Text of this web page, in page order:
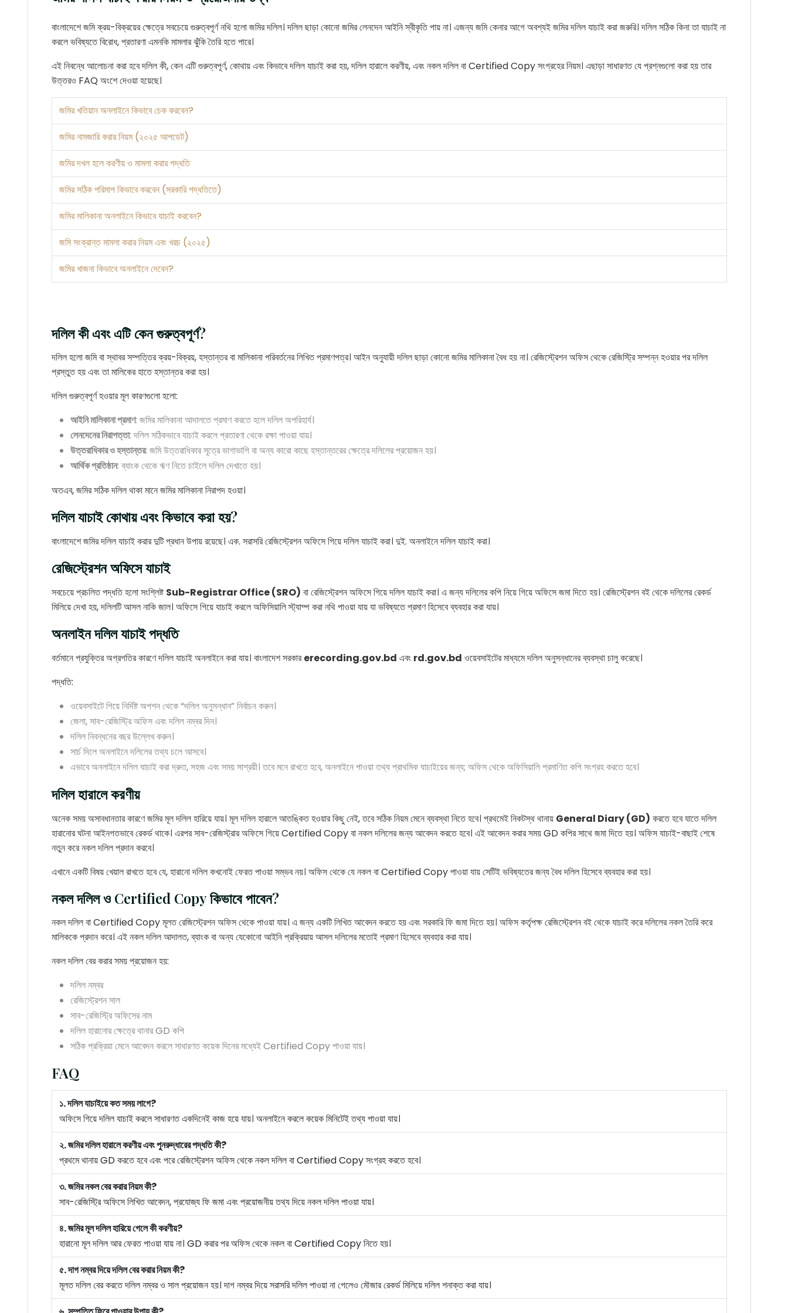
বাংলাদেশে জমি ক্রয়-বিক্রয়ের ক্ষেত্রে সবচেয়ে গুরুত্বপূর্ণ নথি হলো জমির দলিল। দলিল ছাড়া কোনো জমির লেনদেন আইনি স্বীকৃতি পায় না। এজন্য জমি কেনার আগে অবশ্যই জমির দলিল যাচাই করা জরুরি। দলিল সঠিক কিনা তা যাচাই না
করলে ভবিষ্যতে বিরোধ, প্রতারণা এমনকি মামলার ঝুঁকি তৈরি হতে পারে।
এই নিবন্ধে আলোচনা করা হবে দলিল কী, কেন এটি গুরুত্বপূর্ণ, কোথায় এবং কিভাবে দলিল যাচাই করা হয়, দলিল হারালে করণীয়, এবং নকল দলিল বা Certified Copy সংগ্রহের নিয়ম। এছাড়া সাধারণত যে প্রশ্নগুলো করা হয় তার
উত্তরও FAQ অংশে দেওয়া হয়েছে।
জমির খতিয়ান অনলাইনে কিভাবে চেক করবেন?
জমির নামজারি করার নিয়ম (২০২৫ আপডেট)
জমির দখল হলে করণীয় ও মামলা করার পদ্ধতি
জমির সঠিক পরিমাপ কিভাবে করবেন (সরকারি পদ্ধতিতে)
জমির মালিকানা অনলাইনে কিভাবে যাচাই করবেন?
জমি সংক্রান্ত মামলা করার নিয়ম এবং খরচ (২০২৫)
জমির খাজনা কিভাবে অনলাইনে দেবেন?
দলিল কী এবং এটি কেন গুরুত্বপূর্ণ?
দলিল হলো জমি বা স্থাবর সম্পত্তির ক্রয়-বিক্রয়, হস্তান্তর বা মালিকানা পরিবর্তনের লিখিত প্রমাণপত্র। আইন অনুযায়ী দলিল ছাড়া কোনো জমির মালিকানা বৈধ হয় না। রেজিস্ট্রেশন অফিস থেকে রেজিস্ট্রি সম্পন্ন হওয়ার পর দলিল
প্রস্তুত হয় এবং তা মালিকের হাতে হস্তান্তর করা হয়।
দলিল গুরুত্বপূর্ণ হওয়ার মূল কারণগুলো হলো:
আইনি মালিকানা প্রমাণ: জমির মালিকানা আদালতে প্রমাণ করতে হলে দলিল অপরিহার্য।
লেনদেনের নিরাপত্তা: দলিল সঠিকভাবে যাচাই করলে প্রতারণা থেকে রক্ষা পাওয়া যায়।
উত্তরাধিকার ও হস্তান্তর: জমি উত্তরাধিকার সূত্রে ভাগাভাগি বা অন্য কারো কাছে হস্তান্তরের ক্ষেত্রে দলিলের প্রয়োজন হয়।
আর্থিক প্রতিষ্ঠান: ব্যাংক থেকে ঋণ নিতে চাইলে দলিল দেখাতে হয়।
অতএব, জমির সঠিক দলিল থাকা মানে জমির মালিকানা নিরাপদ হওয়া।
দলিল যাচাই কোথায় এবং কিভাবে করা হয়?
বাংলাদেশে জমির দলিল যাচাই করার দুটি প্রধান উপায় রয়েছে। এক. সরাসরি রেজিস্ট্রেশন অফিসে গিয়ে দলিল যাচাই করা। দুই. অনলাইনে দলিল যাচাই করা।
রেজিস্ট্রেশন অফিসে যাচাই
সবচেয়ে প্রচলিত পদ্ধতি হলো সংশ্লিষ্টSub-Registrar Office (SRO) বা রেজিস্ট্রেশন অফিসে গিয়ে দলিল যাচাই করা। এ জন্য দলিলের কপি নিয়ে গিয়ে অফিসে জমা দিতে হয়। রেজিস্ট্রেশন বই থেকে দলিলের রেকর্ড
মিলিয়ে দেখা হয়, দলিলটি আসল নাকি জাল। অফিসে গিয়ে যাচাই করলে অফিসিয়ালি স্ট্যাম্প করা নথি পাওয়া যায় যা ভবিষ্যতে প্রমাণ হিসেবে ব্যবহার করা যায়।
অনলাইন দলিল যাচাই পদ্ধতি
বর্তমানে প্রযুক্তির অগ্রগতির কারণে দলিল যাচাই অনলাইনে করা যায়। বাংলাদেশ সরকারerecording.gov.bd এবং rd.gov.bd ওয়েবসাইটের মাধ্যমে দলিল অনুসন্ধানের ব্যবস্থা চালু করেছে।
পদ্ধতি:
ওয়েবসাইটে গিয়ে নির্দিষ্ট অপশন থেকে “দলিল অনুসন্ধান” নির্বাচন করুন।
জেলা, সাব-রেজিস্ট্রি অফিস এবং দলিল নম্বর দিন।
দলিল নিবন্ধনের বছর উল্লেখ করুন।
সার্চ দিলে অনলাইনে দলিলের তথ্য চলে আসবে।
এভাবে অনলাইনে দলিল যাচাই করা দ্রুত, সহজ এবং সময় সাশ্রয়ী। তবে মনে রাখতে হবে, অনলাইনে পাওয়া তথ্য প্রাথমিক যাচাইয়ের জন্য; অফিস থেকে অফিসিয়ালি প্রমাণিত কপি সংগ্রহ করতে হবে।
দলিল হারালে করণীয়
অনেক সময় অসাবধানতার কারণে জমির মূল দলিল হারিয়ে যায়। মূল দলিল হারালে আতঙ্কিত হওয়ার কিছু নেই, তবে সঠিক নিয়ম মেনে ব্যবস্থা নিতে হবে। প্রথমেই নিকটস্থ থানায় General Diary (GD) করতে হবে যাতে দলিল
হারানোর ঘটনা আইনগতভাবে রেকর্ড থাকে। এরপর সাব-রেজিস্ট্রার অফিসে গিয়ে Certified Copy বা নকল দলিলের জন্য আবেদন করতে হবে। এই আবেদন করার সময় GD কপির সাথে জমা দিতে হয়। অফিস যাচাই-বাছাই শেষে
নতুন করে নকল দলিল প্রদান করবে।
এখানে একটি বিষয় খেয়াল রাখতে হবে যে, হারানো দলিল কখনোই ফেরত পাওয়া সম্ভব নয়। অফিস থেকে যে নকল বা Certified Copy পাওয়া যায় সেটিই ভবিষ্যতের জন্য বৈধ দলিল হিসেবে ব্যবহার করা হয়।
নকল দলিল ও Certified Copy কিভাবে পাবেন?
নকল দলিল বা Certified Copy মূলত রেজিস্ট্রেশন অফিস থেকে পাওয়া যায়। এ জন্য একটি লিখিত আবেদন করতে হয় এবং সরকারি ফি জমা দিতে হয়। অফিস কর্তৃপক্ষ রেজিস্ট্রেশন বই থেকে যাচাই করে দলিলের নকল তৈরি করে
মালিককে প্রদান করে। এই নকল দলিল আদালত, ব্যাংক বা অন্য যেকোনো আইনি প্রক্রিয়ায় আসল দলিলের মতোই প্রমাণ হিসেবে ব্যবহার করা যায়।
নকল দলিল বের করার সময় প্রয়োজন হয়:
দলিল নম্বর
রেজিস্ট্রেশন সাল
সাব-রেজিস্ট্রি অফিসের নাম
দলিল হারানোর ক্ষেত্রে থানার GD কপি
সঠিক প্রক্রিয়া মেনে আবেদন করলে সাধারণত কয়েক দিনের মধ্যেই Certified Copy পাওয়া যায়।
FAQ
১. দলিল যাচাইয়ে কত সময় লাগে?
অফিসে গিয়ে দলিল যাচাই করলে সাধারণত একদিনেই কাজ হয়ে যায়। অনলাইনে করলে কয়েক মিনিটেই তথ্য পাওয়া যায়।
২. জমির দলিল হারালে করণীয় এবং পুনরুদ্ধারের পদ্ধতি কী?
প্রথমে থানায় GD করতে হবে এবং পরে রেজিস্ট্রেশন অফিস থেকে নকল দলিল বা Certified Copy সংগ্রহ করতে হবে।
৩. জমির নকল বের করার নিয়ম কী?
সাব-রেজিস্ট্রি অফিসে লিখিত আবেদন, প্রযোজ্য ফি জমা এবং প্রয়োজনীয় তথ্য দিয়ে নকল দলিল পাওয়া যায়।
৪. জমির মূল দলিল হারিয়ে গেলে কী করণীয়?
হারানো মূল দলিল আর ফেরত পাওয়া যায় না। GD করার পর অফিস থেকে নকল বা Certified Copy নিতে হয়।
৫. দাগ নম্বর দিয়ে দলিল বের করার নিয়ম কী?
মূলত দলিল বের করতে দলিল নম্বর ও সাল প্রয়োজন হয়। দাগ নম্বর দিয়ে সরাসরি দলিল পাওয়া না গেলেও মৌজার রেকর্ড মিলিয়ে দলিল শনাক্ত করা যায়।